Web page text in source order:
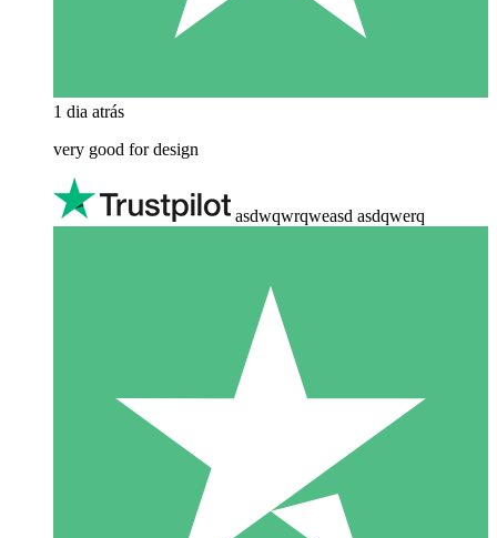
1 dia atrás
very good for design
asdwqwrqweasd asdqwerq